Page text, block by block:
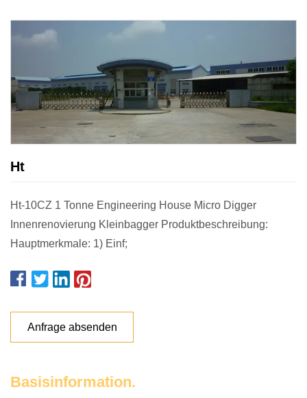
Ht
Ht-10CZ 1 Tonne Engineering House Micro Digger
Innenrenovierung Kleinbagger Produktbeschreibung:
Hauptmerkmale: 1) Einf;
Anfrage absenden
Basisinformation.